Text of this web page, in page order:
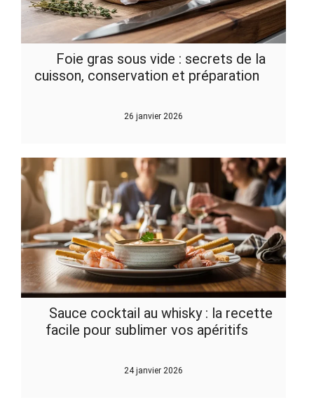
Foie gras sous vide : secrets de la
cuisson, conservation et préparation
26 janvier 2026
Sauce cocktail au whisky : la recette
facile pour sublimer vos apéritifs
24 janvier 2026